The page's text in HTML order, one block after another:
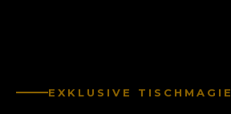
EXKLUSIVE TISCHMAGIE